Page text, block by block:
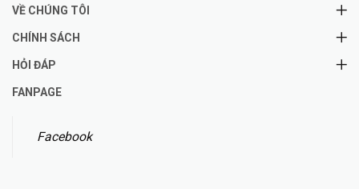
VỀ CHÚNG TÔI
CHÍNH SÁCH
HỎI ĐÁP
FANPAGE
Facebook